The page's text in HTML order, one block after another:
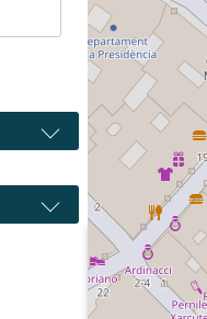
3 recursos